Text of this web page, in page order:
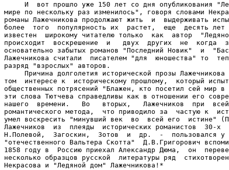
И  вот прошло уже 150 лет со дня опубликования
мире по нескольку раз изменилось", говоря словами
романы Лажечникова продолжают жить  и  выдерживать
более  того  популярность их  растет,  еще  десять лет
известен  широкому читателю только  как  автор
происходит  воскрешение  и   двух  других  не  когда
основательно забытых романов "Последний Новик"  и
Лажечникова считали  писателем "для  юношества" то
разряд "взрослых" авторов.
Причина долголетия исторической прозы Лажечникова
том  интересе к  историческому прошлому,  который
общественных потрясений "Блажен, кто посетил сей мир
эти слова Тютчева справедливы как в отношении его
нашего  времени.   Во   вторых,   Лажечников  при  всей
романтического метода,  что приводило за  частую к
умел воскресить "минувший век  во  всей его  истине"
Лажечников  из  плеяды  исторических романистов  30-
H.Полевой,  Загоскин,  Зотов  и  др.  -  пользовался у
"отечественного Вальтера Скотта"  Д.В.Григорович
1858 году в  Россию приехал Александр Дюма,  он
несколько образцов русской  литературы ряд
Некрасова и "Ледяной дом" Лажечникова!*